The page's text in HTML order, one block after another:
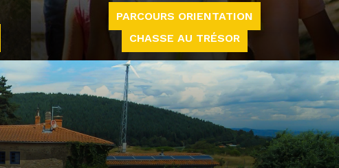
PARCOURS ORIENTATION
CHASSE AU TRÉSOR